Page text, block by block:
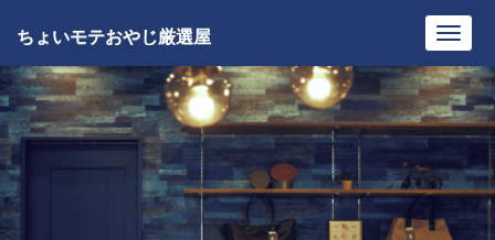
ちょいモテおやじ厳選屋